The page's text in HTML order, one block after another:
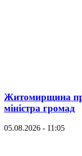
Житомирщина
міністра громад
05.08.2026 - 11:05